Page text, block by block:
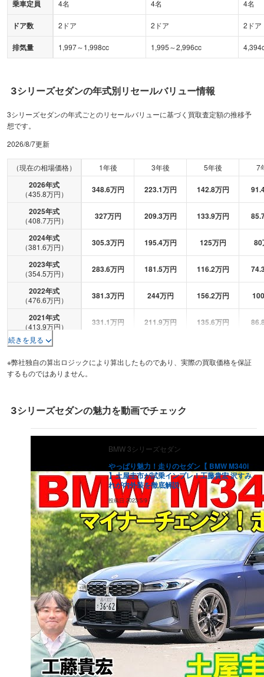
乗車定員 4名 4名 4名
ドア数 2ドア 2ドア 2ドア
排気量 1,997～1,998cc 1,995～2,996cc
3シリーズセダンの年式別リセールバリュー情報
3シリーズセダンの年式ごとのリセールバリューに基づく買取査定額の推移予
想です。
2026/8/7更新
（現在の相場価格） 1年後 3年後 5年後 7
2026年式
（435.8万円） 348.6万円 223.1万円 142.8万円
2025年式
（408.7万円） 327万円 209.3万円 133.9万円
2024年式
（381.6万円） 305.3万円 195.4万円 125万円 80
2023年式
（354.5万円） 283.6万円 181.5万円 116.2万円
2022年式
（476.6万円） 381.3万円 244万円 156.2万円 100
2021年式
（413.9万円） 331.1万円 211.9万円 135.6万円
2020年式
2019年式
（389.3万円）
（ 366.4 万円）
262.3万円 167.9万円 107.4万円
232.5万円 148.8万円
2015年式
274.6 万円） 219.7万円 140.6万円 90万円
2014 年式
248.1万円） 198.5万円 127万円 81.3万円 52
2013年式
234.7万円） 187.8万円 120.2万円 76.9万円
2012年式
191.2万円） 153万円 97.9万円 62.7万円
2011年式
29.1万円） 23.3万円 14.9万円 9.5万円 6.1
2010年式
2万円） 1.6万円 0.7万円 0.4
2009年式
（ー万円） データがない データがない データがない デー
2008年式
（ ー万円） データがない データがない デー
続きを見る
※弊社独自の算出ロジックにより算出したものであり、実際の買取価格を保証
するものではありません。
3シリーズセダンの魅力を動画でチェック
BMW 3シリーズセダン
やっぱり魅力！走りのセダン【 BMW M340i
】土屋圭市が試乗インプレ！工藤貴宏 沢すみ
れが内外装を徹底解説
投稿日 2023/5/9